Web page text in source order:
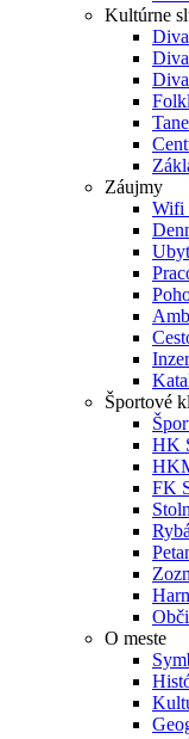
Kultúrne
Záujmy
Wifi
Športové
HK
FK
O meste